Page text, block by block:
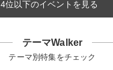
4位以下のイベントを見る
テーマWalker
テーマ別特集をチェック